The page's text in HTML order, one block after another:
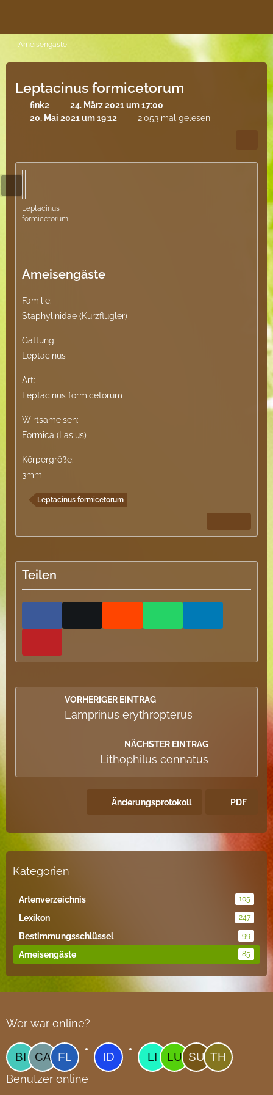
Ameisengäste
Leptacinus formicetorum
fink2
24. März 2021 um 17:00
20. Mai 2021 um 19:12
2.053 mal gelesen
Leptacinus
formicetorum
Ameisengäste
Familie:
Staphylinidae (Kurzflügler)
Gattung:
Leptacinus
Art:
Leptacinus formicetorum
Wirtsameisen:
Formica (Lasius)
Körpergröße:
3mm
Leptacinus formicetorum
Teilen
VORHERIGER EINTRAG
Lamprinus erythropterus
NÄCHSTER EINTRAG
Lithophilus connatus
Änderungsprotokoll PDF
Kategorien
Artenverzeichnis 105
Lexikon 247
Bestimmungsschlüssel 99
Ameisengäste 85
Wer war online?
Benutzer online